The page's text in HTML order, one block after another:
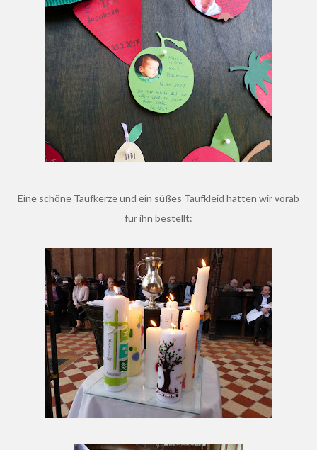
Eine schöne Taufkerze und ein süßes Taufkleid hatten wir vorab
für ihn bestellt: